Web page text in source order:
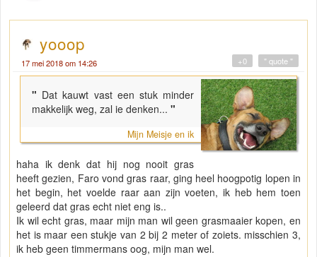
yooop
17 mei 2018 om 14:26 " quote "
+0
" Dat kauwt vast een stuk minder
makkelijk weg, zal ie denken... "
Mijn Meisje en ik
haha ik denk dat hij nog nooit gras
heeft gezien, Faro vond gras raar, ging heel hoogpotig lopen in
het begin, het voelde raar aan zijn voeten, ik heb hem toen
geleerd dat gras echt niet eng is..
Ik wil echt gras, maar mijn man wil geen grasmaaier kopen, en
het is maar een stukje van 2 bij 2 meter of zoiets. misschien 3,
ik heb geen timmermans oog, mijn man wel.